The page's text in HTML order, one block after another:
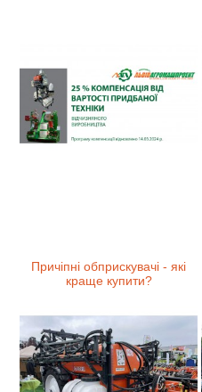
Причіпні обприскувачі - які
краще купити?